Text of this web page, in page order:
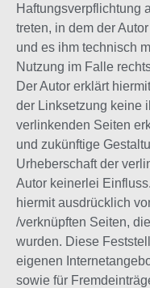
Haftungsverpflichtung
treten, in dem der
und es ihm technisch
Nutzung im Falle
Der Autor erklärt
der Linksetzung keine
verlinkenden Seiten
und zukünftige
Urheberschaft der
Autor keinerlei
hiermit ausdrücklich
/verknüpften Seiten,
wurden. Diese
eigenen
sowie für